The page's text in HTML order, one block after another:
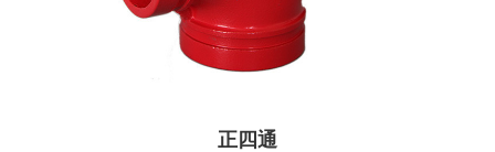
正四通